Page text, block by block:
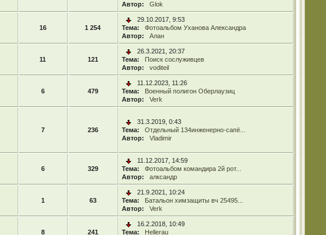
Автор:
Glok
16 1 254
29.10.2017, 9:53
Тема:
Фотоальбом Уханова Александра
Автор:
Алан
11 121
26.3.2021, 20:37
Тема:
Поиск сослуживцев
Автор:
voditeil
6 479
11.12.2023, 11:26
Тема:
Военный полигон Оберлаузиц
Автор:
Verk
7 236
31.3.2019, 0:43
Тема:
Отдельный 134инженерно-сапё...
Автор:
Vladimir
6 329
11.12.2017, 14:59
Тема:
Фотоальбом командира 2й рот...
Автор:
алксандр
1 63
21.9.2021, 10:24
Тема:
Батальон химзащиты вч 25495...
Автор:
Verk
8 241
16.2.2018, 10:49
Тема:
Hellerau